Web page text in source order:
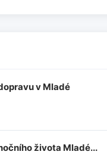
v Mladé
života Mladé...